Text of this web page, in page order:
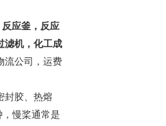
应釜，反应
滤机，化工成
流公司，运费
封胶、热熔
慢桨通常是